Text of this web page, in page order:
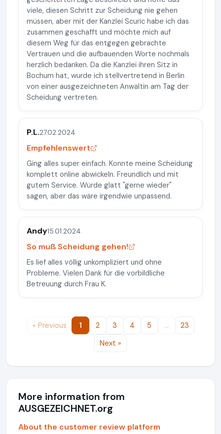
viele, diesen Schritt zur Scheidung nie gehen
müssen, aber mit der Kanzlei Scuric habe ich das
zusammen geschafft und möchte mich auf
diesem Weg für das entgegen gebrachte
Vertrauen und die aufbauenden Worte nochmals
herzlich bedanken. Da die Kanzlei ihren Sitz in
Bochum hat, wurde ich stellvertretend in Berlin
von einer ausgezeichneten Anwältin am Tag der
Scheidung vertreten.
P.L.27.02.2024
Empfehlenswert
Ging alles super einfach. Konnte meine Scheidung
komplett online abwickeln. Freundlich und mit
gutem Service. Würde glatt "gerne wieder"
sagen, aber das wäre irgendwie unpassend.
Andy15.01.2024
So muß Scheidung gehen!
Es lief alles völlig unkompliziert und ohne
Probleme. Vielen Dank für die vorbildliche
Betreuung durch Frau K.
« Previous 1 2 3 4 5 …
23
Next »
More information from
AUSGEZEICHNET.org
About the customer review platform